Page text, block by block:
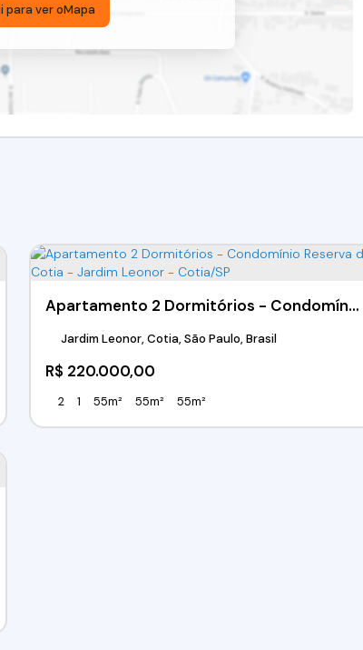
para ver oMapa
Apartamento 2 Dormitórios - Condomínio Reserva de Cotia - Jardim Leonor - Cotia/SP
R$ 220.000,00
Jardim Leonor, Cotia, São Paulo, Brasil
2 1 55m² 55m² 55m²